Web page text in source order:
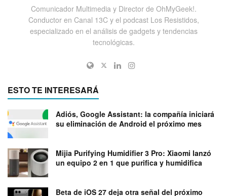
Comunicador Multimedia y Director de OhMyGeek!.
Conductor en Canal 13C y el podcast Los Resistidos,
especializado en el análisis de gadgets y tendencias
tecnológicas.
ESTO TE INTERESARÁ
Adiós, Google Assistant: la compañía iniciará
su eliminación de Android el próximo mes
Mijia Purifying Humidifier 3 Pro: Xiaomi lanzó
un equipo 2 en 1 que purifica y humidifica
Beta de iOS 27 deja otra señal del próximo